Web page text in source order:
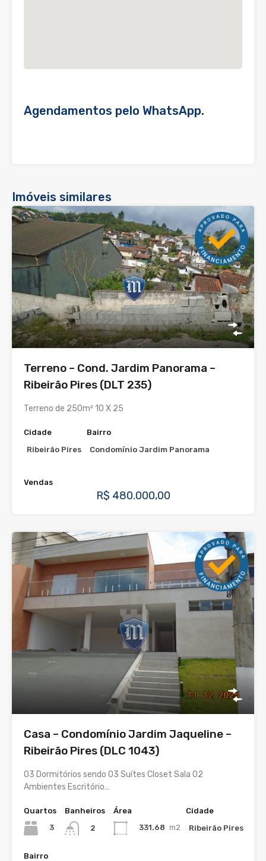
Agendamentos pelo WhatsApp.
Imóveis similares
Terreno – Cond. Jardim Panorama –
Ribeirão Pires (DLT 235)
Terreno de 250m² 10 X 25
Cidade
Ribeirão Pires
Bairro
Condomínio Jardim Panorama
Vendas
R$ 480.000,00
Casa – Condomínio Jardim Jaqueline –
Ribeirão Pires (DLC 1043)
03 Dormitórios sendo 03 Suítes Closet Sala 02
Ambientes Escritório…
Quartos
3
Banheiros
2
Área
331.68 m2
Cidade
Ribeirão Pires
Bairro